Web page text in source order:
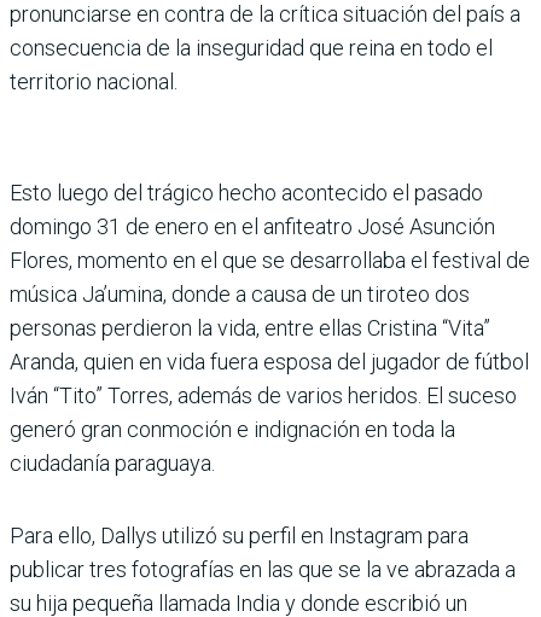
pronunciarse en contra de la crítica situación del país a
consecuencia de la inseguridad que reina en todo el
territorio nacional.
Esto luego del trágico hecho acontecido el pasado
domingo 31 de enero en el anfiteatro José Asunción
Flores, momento en el que se desarrollaba el festival de
música Ja’umina, donde a causa de un tiroteo dos
personas perdieron la vida, entre ellas Cristina “Vita”
Aranda, quien en vida fuera esposa del jugador de fútbol
Iván “Tito” Torres, además de varios heridos. El suceso
generó gran conmoción e indignación en toda la
ciudadanía paraguaya.
Para ello, Dallys utilizó su perfil en Instagram para
publicar tres fotografías en las que se la ve abrazada a
su hija pequeña llamada India y donde escribió un